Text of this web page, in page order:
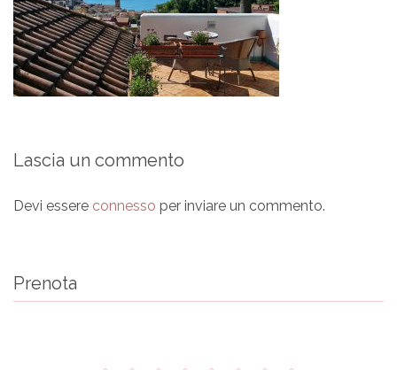
Lascia un commento
Devi essere connesso per inviare un commento.
Prenota